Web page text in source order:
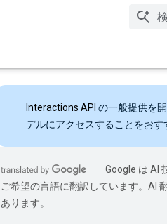
Interactions API の一般提供を
デルにアクセスすることをおす
Google は AI
ご希望の言語に翻訳しています。AI
あります。